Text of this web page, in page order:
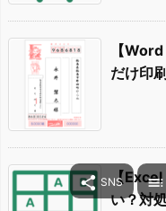
【
だけ印
【Excel
い？対
 SNS 